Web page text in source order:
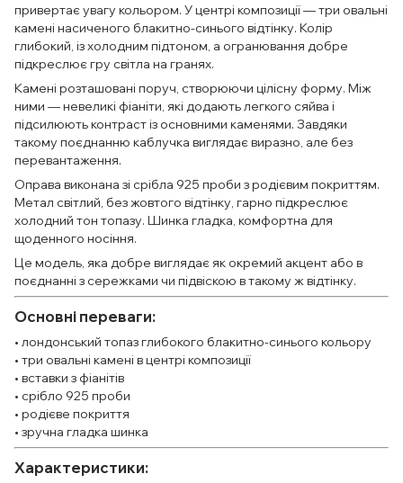
привертає увагу кольором. У центрі композиції — три овальні
камені насиченого блакитно-синього відтінку. Колір
глибокий, із холодним підтоном, а огранювання добре
підкреслює гру світла на гранях.
Камені розташовані поруч, створюючи цілісну форму. Між
ними — невеликі фіаніти, які додають легкого сяйва і
підсилюють контраст із основними каменями. Завдяки
такому поєднанню каблучка виглядає виразно, але без
перевантаження.
Оправа виконана зі срібла 925 проби з родієвим покриттям.
Метал світлий, без жовтого відтінку, гарно підкреслює
холодний тон топазу. Шинка гладка, комфортна для
щоденного носіння.
Це модель, яка добре виглядає як окремий акцент або в
поєднанні з сережками чи підвіскою в такому ж відтінку.
Основні переваги:
• лондонський топаз глибокого блакитно-синього кольору
• три овальні камені в центрі композиції
• вставки з фіанітів
• срібло 925 проби
• родієве покриття
• зручна гладка шинка
Характеристики: